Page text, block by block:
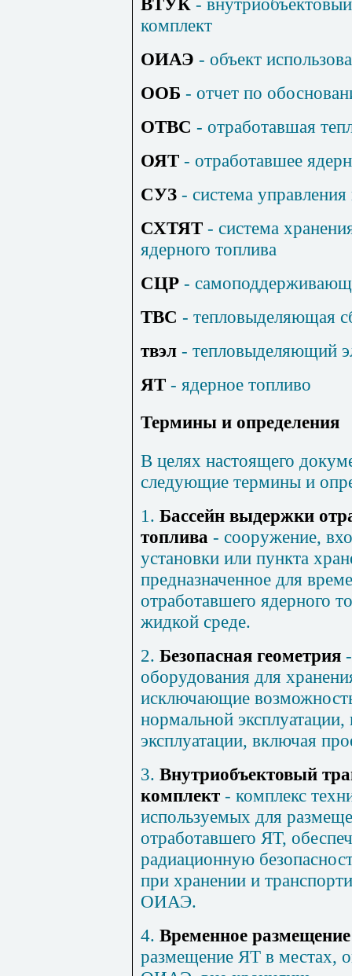
комплект
ОИАЭ - объект
ООБ - отчет по
ОТВС - отработавшая
ОЯТ - отработавшее
СУЗ - система
СХТЯТ - система
ядерного топлива
СЦР -
ТВС - тепловыделяющая
твэл - тепловыделяющий
ЯТ - ядерное топливо
Термины и определения
В целях настоящего
следующие термины и
1. Бассейн выдержки
топлива - сооружение,
установки или пункта
предназначенное для
отработавшего ядерного
жидкой среде.
2. Безопасная геометрия
оборудования для
исключающие
нормальной
эксплуатации, включая
3. Внутриобъектовый
комплект - комплекс
используемых для
отработавшего ЯТ,
радиационную
при хранении и
ОИАЭ.
4. Временное
размещение ЯТ в местах,